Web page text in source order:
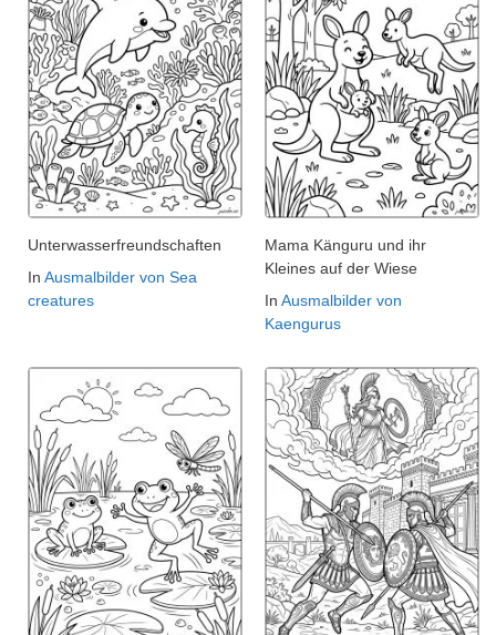
Unterwasserfreundschaften
In Ausmalbilder von Sea
creatures
Mama Känguru und ihr
Kleines auf der Wiese
In Ausmalbilder von
Kaengurus